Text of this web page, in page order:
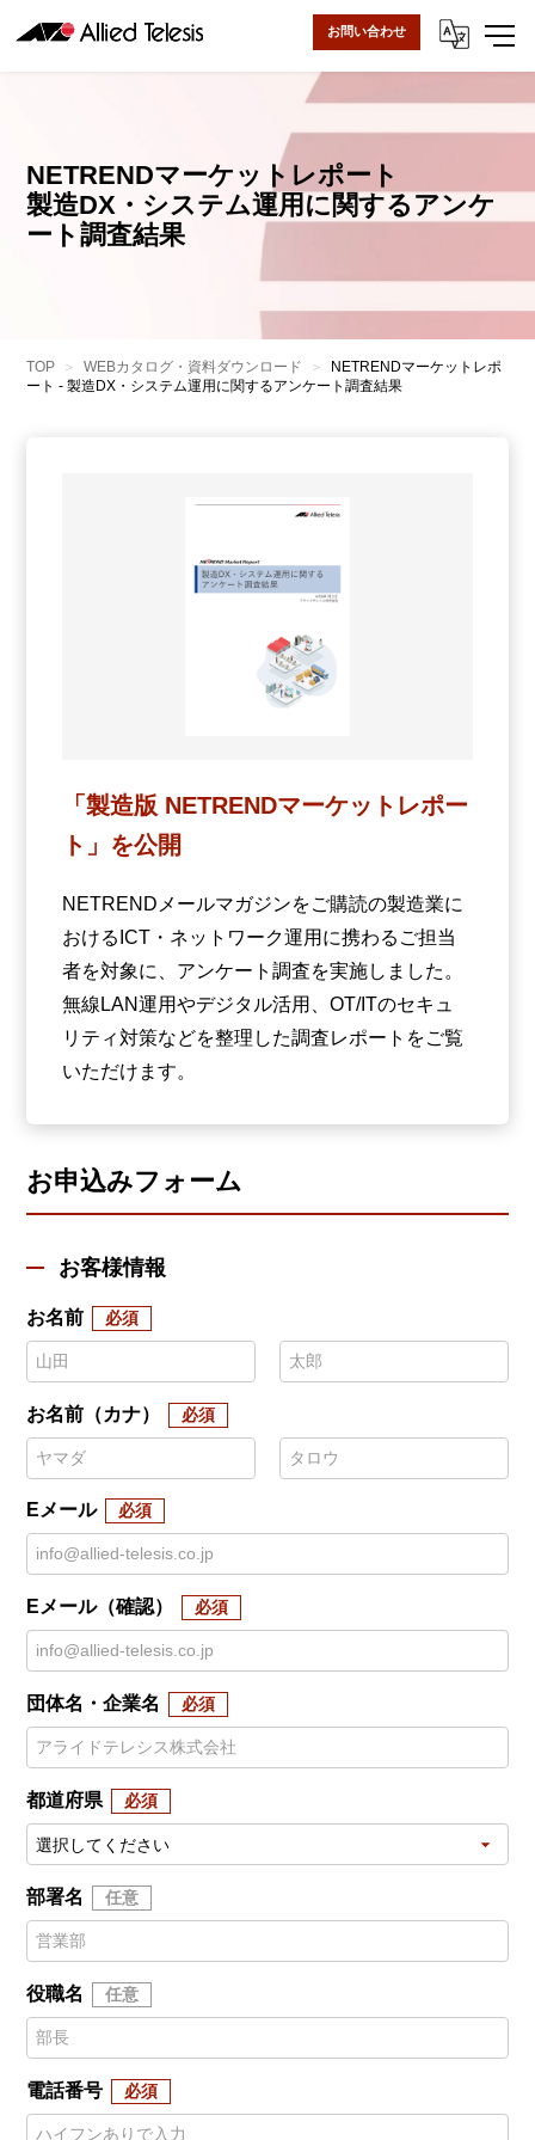
お問い合わせ
NETRENDマーケットレポート
製造DX・システム運用に関するアンケ
ート調査結果
TOP WEBカタログ・資料ダウンロード
NETRENDマーケットレポ
ート - 製造DX・システム運用に関するアンケート調査結果
「製造版 NETRENDマーケットレポー
ト」を公開
NETRENDメールマガジンをご購読の製造業に
おけるICT・ネットワーク運用に携わるご担当
者を対象に、アンケート調査を実施しました。
無線LAN運用やデジタル活用、OT/ITのセキュ
リティ対策などを整理した調査レポートをご覧
いただけます。
お申込みフォーム
お客様情報
お名前
お名前（カナ）
Eメール
Eメール（確認）
団体名・企業名
都道府県
部署名
役職名
電話番号